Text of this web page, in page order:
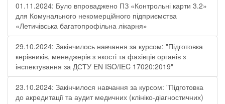
01.11.2024: Було впроваджено ПЗ «Контрольні карти 3.2»
для Комунального некомерційного підприємства
«Летичівська багатопрофільна лікарня»
29.10.2024: Закінчилось навчання за курсом: "Підготовка
керівників, менеджерів з якості та фахівців органів з
інспектування за ДСТУ EN ISO/IEC 17020:2019"
23.10.2024: Закінчилося навчання за курсом: "Підготовка
до акредитації та аудит медичних (клініко-діагностичних)